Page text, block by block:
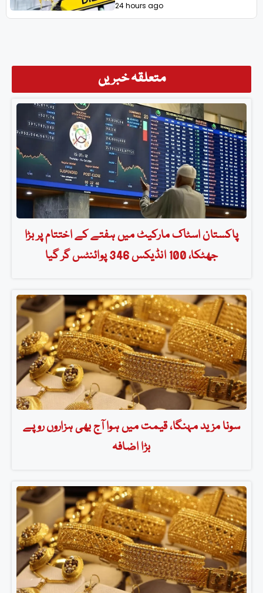
24 hours ago
متعلقہ خبریں
پاکستان اسٹاک مارکیٹ میں ہفتے کے اختتام پر بڑا
جھٹکا، 100 انڈیکس 346 پوائنٹس گر گیا
سونا مزید مہنگا، قیمت میں ہوا آج بھی ہزاروں روپے
بڑا اضافہ